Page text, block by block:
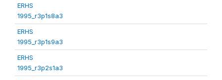
ERHS
1995_r3p1s8a3
ERHS
1995_r3p1s9a3
ERHS
1995_r3p2s1a3